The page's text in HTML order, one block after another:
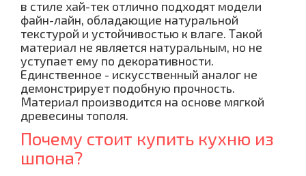
в стиле хай-тек отлично подходят модели
файн-лайн, обладающие натуральной
текстурой и устойчивостью к влаге. Такой
материал не является натуральным, но не
уступает ему по декоративности.
Единственное - искусственный аналог не
демонстрирует подобную прочность.
Материал производится на основе мягкой
древесины тополя.
Почему стоит купить кухню из
шпона?